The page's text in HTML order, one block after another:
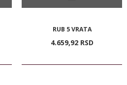
RUB 5 VRATA
4.659,92 RSD